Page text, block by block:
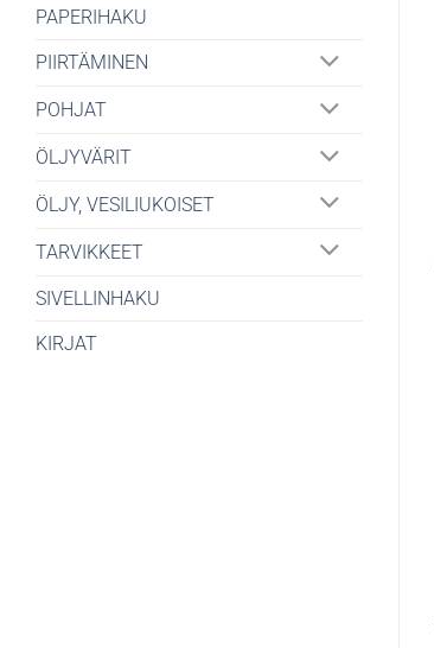
PAPERIHAKU
PIIRTÄMINEN
POHJAT
ÖLJYVÄRIT
ÖLJY, VESILIUKOISET
TARVIKKEET
SIVELLINHAKU
KIRJAT